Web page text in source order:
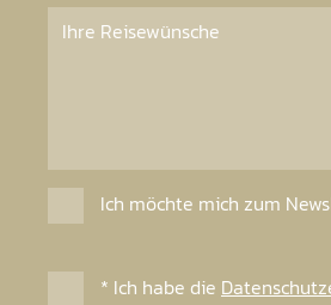
Ich möchte mich zum
* Ich habe die